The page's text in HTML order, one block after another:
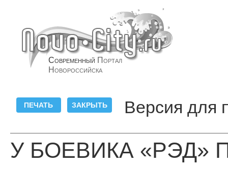
Современный Портал
Новороссийска
Версия для
У БОЕВИКА «РЭД»